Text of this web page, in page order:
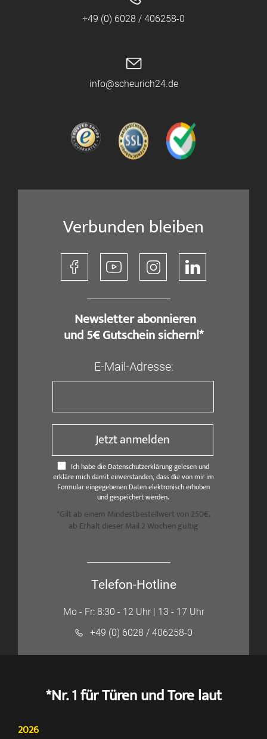
+49 (0) 6028 / 406258-0
info@scheurich24.de
Verbunden bleiben
​ Newsletter abonnieren
und 5€ Gutschein sichern!*
E-Mail-Adresse:
Jetzt anmelden
Ich habe die Datenschutzerklärung gelesen und
erkläre mich damit einverstanden, dass die von mir im
Formular eingegebenen Daten elektronisch erhoben
und gespeichert werden.
*Gilt ab einem Mindestbestellwert von 250€,
ab Erhalt dieser Mail 2 Wochen gültig
Telefon-Hotline
Mo - Fr: 8:30 - 12 Uhr | 13 - 17 Uhr
+49 (0) 6028 / 406258-0
*Nr. 1 für Türen und Tore laut
2026